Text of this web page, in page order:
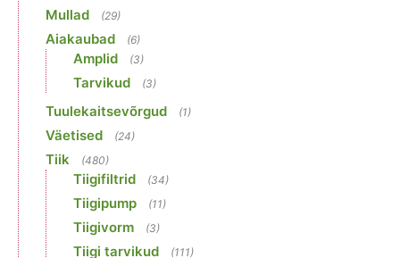
Mullad (29)
Aiakaubad (6)
Amplid (3)
Tarvikud (3)
Tuulekaitsevõrgud (1)
Väetised (24)
Tiik (480)
Tiigifiltrid (34)
Tiigipump (11)
Tiigivorm (3)
Tiigi tarvikud (111)